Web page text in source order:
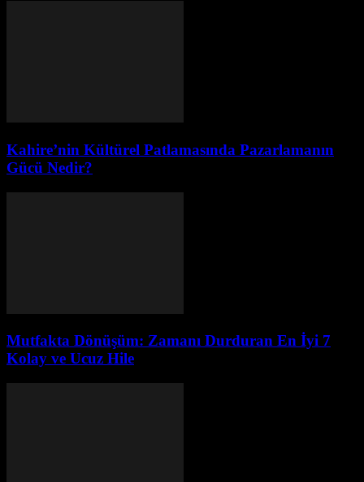
Kahire’nin Kültürel Patlamasında Pazarlamanın
Gücü Nedir?
Mutfakta Dönüşüm: Zamanı Durduran En İyi 7
Kolay ve Ucuz Hile